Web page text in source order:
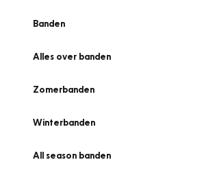
Banden
Alles over banden
Zomerbanden
Winterbanden
All season banden